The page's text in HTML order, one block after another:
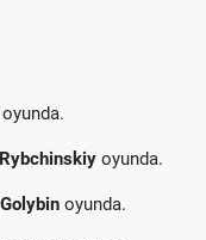
oyunda.
oyunda.
oyunda.